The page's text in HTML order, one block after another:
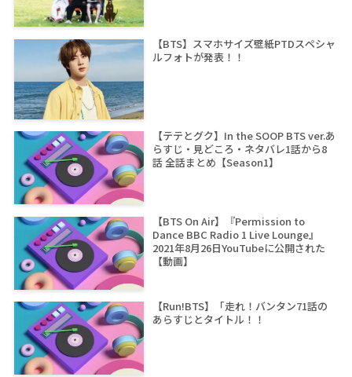
【BTS】スマホサイズ壁紙PTDスペシャ
ルフォトが発表！！
【テテとグク】In the SOOP BTS ver.あ
らすじ・見どころ・ネタバレ1話から8
話 全話まとめ【Season1】
【BTS On Air】『Permission to
Dance BBC Radio 1 Live Lounge』
2021年8月26日YouTubeに公開された
【動画】
【Run!BTS】「走れ！バンタン71話の
あらすじとタイトル！！